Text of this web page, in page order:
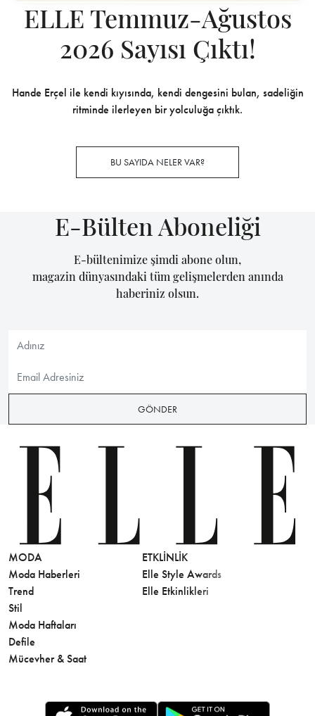
ELLE Temmuz-Ağustos
2026 Sayısı Çıktı!
Hande Erçel ile kendi kıyısında, kendi dengesini bulan, sadeliğin
ritminde ilerleyen bir yolculuğa çıktık.
BU SAYIDA NELER VAR?
E-Bülten Aboneliği
E-bültenimize şimdi abone olun,
magazin dünyasındaki tüm gelişmelerden anında
haberiniz olsun.
GÖNDER
MODA
Moda Haberleri
Trend
Stil
Moda Haftaları
Defile
Mücevher & Saat
ETKLINLIK
Elle Style Awards
Elle Etkinlikleri